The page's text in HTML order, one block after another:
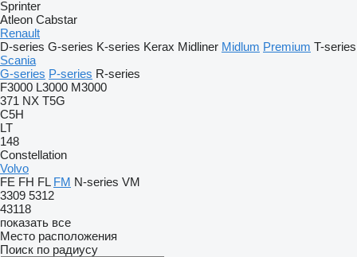
Sprinter
Atleon Cabstar
Renault
D-series G-series K-series Kerax Midliner Midlum Premium T-series
Scania
G-series P-series R-series
F3000 L3000 M3000
371 NX T5G
C5H
LT
148
Constellation
Volvo
FE FH FL FM N-series VM
3309 5312
43118
показать все
Место расположения
Поиск по радиусу